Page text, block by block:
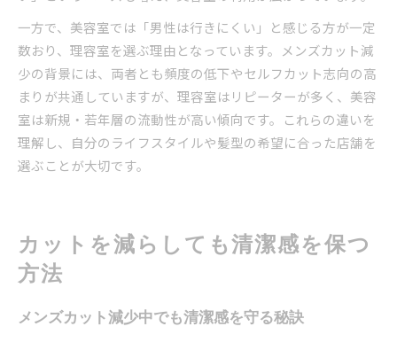
一方で、美容室では「男性は行きにくい」と感じる方が一定
数おり、理容室を選ぶ理由となっています。メンズカット減
少の背景には、両者とも頻度の低下やセルフカット志向の高
まりが共通していますが、理容室はリピーターが多く、美容
室は新規・若年層の流動性が高い傾向です。これらの違いを
理解し、自分のライフスタイルや髪型の希望に合った店舗を
選ぶことが大切です。
カットを減らしても清潔感を保つ
方法
メンズカット減少中でも清潔感を守る秘訣